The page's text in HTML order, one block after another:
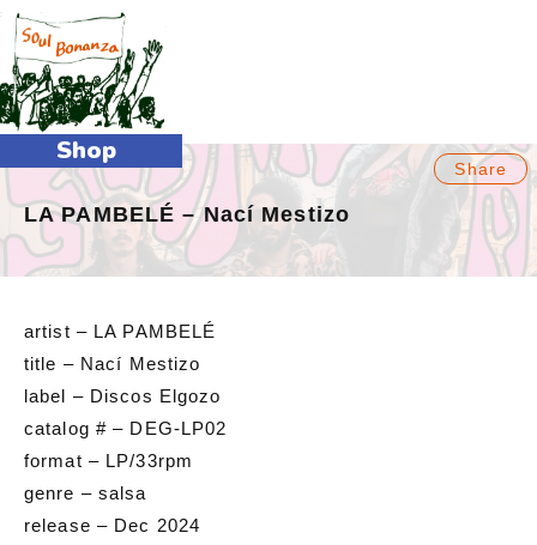
Shop
LA PAMBELÉ – Nací Mestizo
Share
artist – LA PAMBELÉ
title – Nací Mestizo
label – Discos Elgozo
catalog # – DEG-LP02
format – LP/33rpm
genre – salsa
release – Dec 2024